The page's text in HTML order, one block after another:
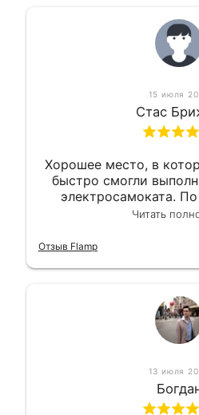
15 июля
Стас
Хорошее место, в
быстро смогли
электросамоката.
вышло вообщеЧитать
Отзыв Flamp
13 июля